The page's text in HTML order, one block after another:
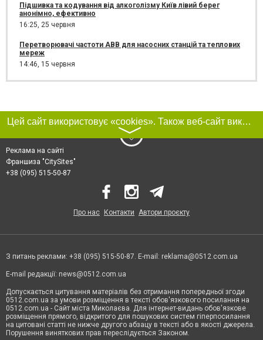
Підшивка та кодування від алкоголізму Київ лівий берег
анонімно, ефективно
16:25, 25 червня
Перетворювачі частоти ABB для насосних станцій та теплових
мереж
14:46, 15 червня
Цей сайт використовує «cookies». Також веб-сайт використовує інтернет-сервіс для збору технічних даних стосовно відвідувачів з метою отримання маркетингової та статистичної інформації. Умови обробки даних відвідувачів сайту див.
〉
Реклама на сайті
Франшиза "CitySites"
+38 (095) 515-50-87
Про нас Контакти Автори проєкту
З питань реклами: +38 (095) 515-50-87. E-mail: reklama@0512.com.ua
E-mail редакції: news@0512.com.ua
Допускається цитування матеріалів без отримання попередньої згоди
0512.com.ua за умови розміщення в тексті обов'язкового посилання на
0512.com.ua - Сайт міста Миколаєва. Для інтернет-видань обов'язкове
розміщення прямого, відкритого для пошукових систем гіперпосилання
на цитовані статті не нижче другого абзацу в тексті або в якості джерела.
Порушення виняткових прав переслідується Законом.